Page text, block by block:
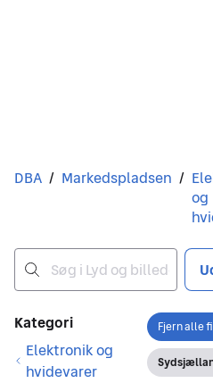
Du er her
DBA / Markedspladsen /
og
Filtre
Kategori
Elektronik og
hvidevarer
Åbn filter
Fjern alle
Vis filter